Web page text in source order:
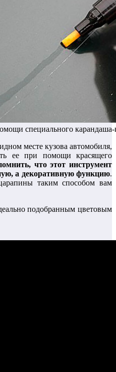
специального карандаша-
месте кузова автомобиля,
ее при помощи красящего
что этот инструмент
а декоративную функцию.
таким способом вам
подобранным цветовым